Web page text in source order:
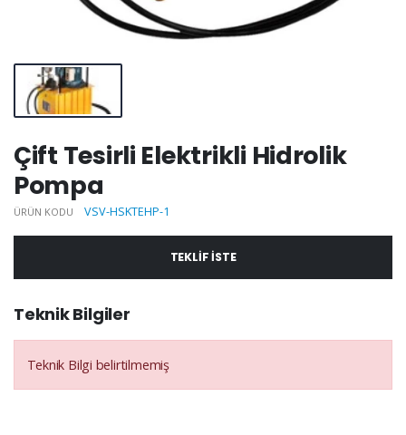
Çift Tesirli Elektrikli Hidrolik
Pompa
ÜRÜN KODU VSV-HSKTEHP-1
TEKLIF ISTE
Teknik Bilgiler
Teknik Bilgi belirtilmemiş